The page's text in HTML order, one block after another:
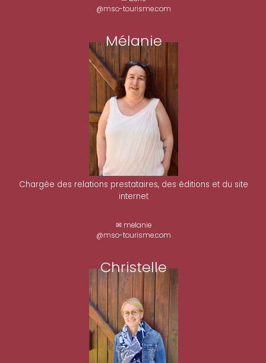
@mso-tourisme.com
Mélanie
Chargée des relations prestataires, des éditions et du site
internet
✉ melanie
@mso-tourisme.com
Christelle